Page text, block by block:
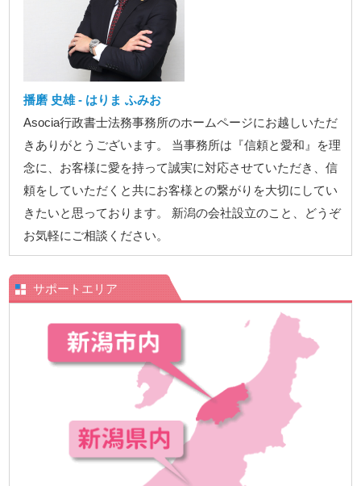
播磨 史雄 - はりま ふみお
Asocia行政書士法務事務所のホームページにお越しいただ
きありがとうございます。 当事務所は『信頼と愛和』を理
念に、お客様に愛を持って誠実に対応させていただき、信
頼をしていただくと共にお客様との繋がりを大切にしてい
きたいと思っております。 新潟の会社設立のこと、どうぞ
お気軽にご相談ください。
サポートエリア